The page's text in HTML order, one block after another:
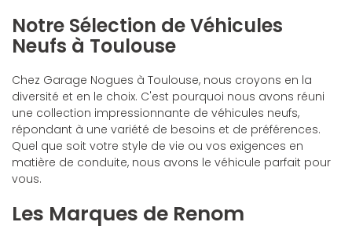
Notre Sélection de Véhicules
Neufs à Toulouse
Chez Garage Nogues à Toulouse, nous croyons en la
diversité et en le choix. C'est pourquoi nous avons réuni
une collection impressionnante de véhicules neufs,
répondant à une variété de besoins et de préférences.
Quel que soit votre style de vie ou vos exigences en
matière de conduite, nous avons le véhicule parfait pour
vous.
Les Marques de Renom